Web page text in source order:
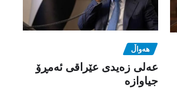
هەواڵ
عەلی زەیدی عێراقی ئەمڕۆ
جیاوازە